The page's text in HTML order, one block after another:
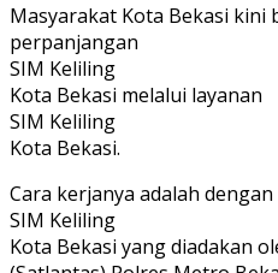
Masyarakat Kota Bekasi kini
perpanjangan
SIM Keliling
Kota Bekasi melalui layanan
SIM Keliling
Kota Bekasi.
Cara kerjanya adalah
SIM Keliling
Kota Bekasi yang diadakan